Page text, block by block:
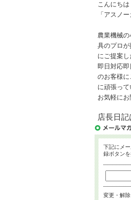
こんにち
「アスノ
農業機械
具のプロ
にご提案し
即日対応即
のお客様に
に頑張って
お気軽にお
店長日
下記にメ
録ボタンを
変更・解